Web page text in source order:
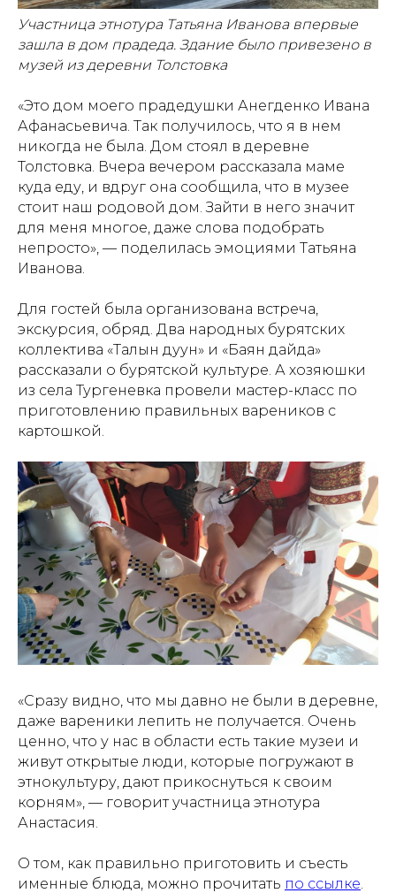
Участница этнотура Татьяна Иванова впервые
зашла в дом прадеда. Здание было привезено в
музей из деревни Толстовка
«Это дом моего прадедушки Анегденко Ивана
Афанасьевича. Так получилось, что я в нем
никогда не была. Дом стоял в деревне
Толстовка. Вчера вечером рассказала маме
куда еду, и вдруг она сообщила, что в музее
стоит наш родовой дом. Зайти в него значит
для меня многое, даже слова подобрать
непросто», — поделилась эмоциями Татьяна
Иванова.
Для гостей была организована встреча,
экскурсия, обряд. Два народных бурятских
коллектива «Талын дуун» и «Баян дайда»
рассказали о бурятской культуре. А хозяюшки
из села Тургеневка провели мастер-класс по
приготовлению правильных вареников с
картошкой.
«Сразу видно, что мы давно не были в деревне,
даже вареники лепить не получается. Очень
ценно, что у нас в области есть такие музеи и
живут открытые люди, которые погружают в
этнокультуру, дают прикоснуться к своим
корням», — говорит участница этнотура
Анастасия.
О том, как правильно приготовить и съесть
именные блюда, можно прочитать по ссылке